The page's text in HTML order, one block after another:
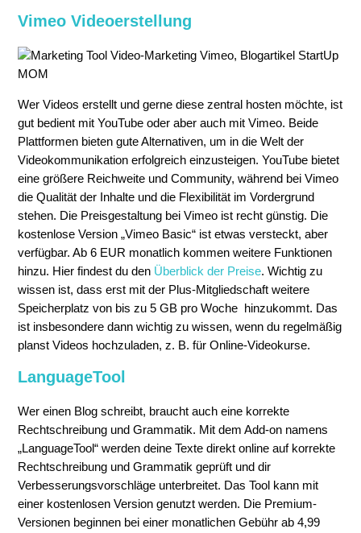
Vimeo Videoerstellung
Wer Videos erstellt und gerne diese zentral hosten möchte, ist
gut bedient mit YouTube oder aber auch mit Vimeo. Beide
Plattformen bieten gute Alternativen, um in die Welt der
Videokommunikation erfolgreich einzusteigen. YouTube bietet
eine größere Reichweite und Community, während bei Vimeo
die Qualität der Inhalte und die Flexibilität im Vordergrund
stehen. Die Preisgestaltung bei Vimeo ist recht günstig. Die
kostenlose Version „Vimeo Basic“ ist etwas versteckt, aber
verfügbar. Ab 6 EUR monatlich kommen weitere Funktionen
hinzu. Hier findest du den Überblick der Preise. Wichtig zu
wissen ist, dass erst mit der Plus-Mitgliedschaft weitere
Speicherplatz von bis zu 5 GB pro Woche hinzukommt. Das
ist insbesondere dann wichtig zu wissen, wenn du regelmäßig
planst Videos hochzuladen, z. B. für Online-Videokurse.
LanguageTool
Wer einen Blog schreibt, braucht auch eine korrekte
Rechtschreibung und Grammatik. Mit dem Add-on namens
„LanguageTool“ werden deine Texte direkt online auf korrekte
Rechtschreibung und Grammatik geprüft und dir
Verbesserungsvorschläge unterbreitet. Das Tool kann mit
einer kostenlosen Version genutzt werden. Die Premium-
Versionen beginnen bei einer monatlichen Gebühr ab 4,99